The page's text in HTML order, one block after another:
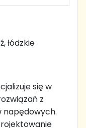
łódzkie
się w
z
napędowych.